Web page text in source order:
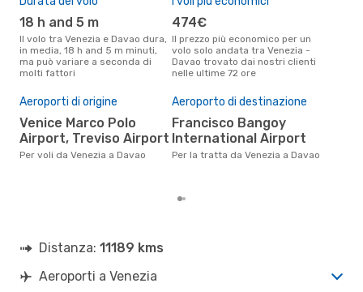
18 h and 5 m
Il volo tra Venezia e Davao dura,
in media, 18 h and 5 m minuti,
ma può variare a seconda di
molti fattori
474€
Il prezzo più economico per un
volo solo andata tra Venezia -
Davao trovato dai nostri clienti
nelle ultime 72 ore
Aeroporti di origine
Venice Marco Polo
Airport, Treviso Airport
Per voli da Venezia a Davao
Aeroporto di destinazione
Francisco Bangoy
International Airport
Per la tratta da Venezia a Davao
Distanza: 11189 kms
Aeroporti a Venezia